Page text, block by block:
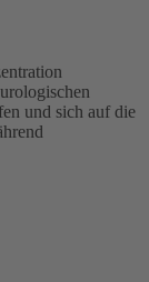
und sich auf die